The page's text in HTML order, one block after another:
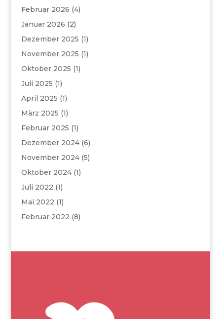
Februar 2026 (4)
Januar 2026 (2)
Dezember 2025 (1)
November 2025 (1)
Oktober 2025 (1)
Juli 2025 (1)
April 2025 (1)
März 2025 (1)
Februar 2025 (1)
Dezember 2024(6)
November 2024(5)
Oktober 2024(1)
Juli 2022 (1)
Mai 2022 (1)
Februar 2022 (8)